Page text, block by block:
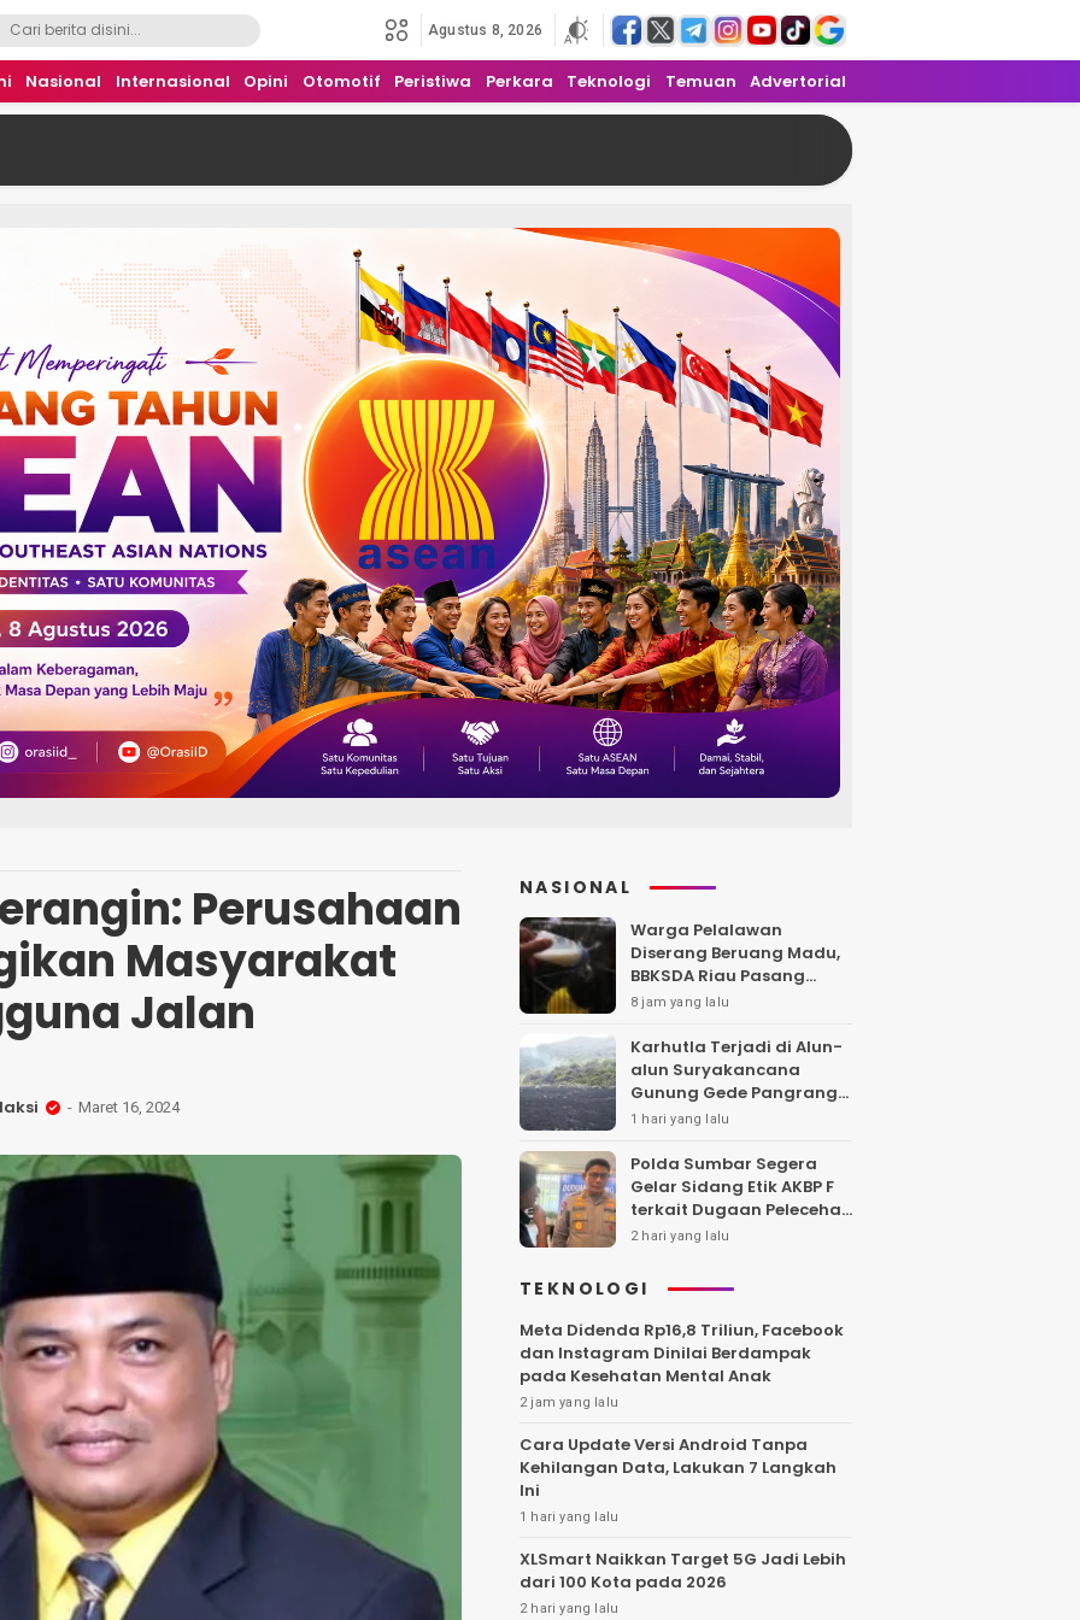
Agustus 8, 2026
Nasional Internasional Opini Otomotif Peristiwa Perkara Teknologi Temuan Advertorial
Perusahaan
Masyarakat
Jalan
Maret 16, 2024
NASIONAL
Warga Pelalawan
Diserang Beruang Madu,
BBKSDA Riau Pasang
Kandang Jebak di Lokasi
8 jam yang lalu
Karhutla Terjadi di Alun-
alun Suryakancana
Gunung Gede Pangrango,
Api Berhasil Dipadamka
1 hari yang lalu
Polda Sumbar Segera
Gelar Sidang Etik AKBP F
terkait Dugaan Pelecehan
Polwan
2 hari yang lalu
TEKNOLOGI
Meta Didenda Rp16,8 Triliun, Facebook
dan Instagram Dinilai Berdampak
pada Kesehatan Mental Anak
2 jam yang lalu
Cara Update Versi Android Tanpa
Kehilangan Data, Lakukan 7 Langkah
Ini
1 hari yang lalu
XLSmart Naikkan Target 5G Jadi Lebih
dari 100 Kota pada 2026
2 hari yang lalu